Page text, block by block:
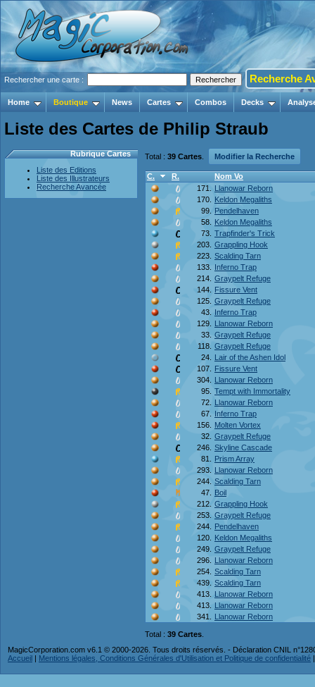
Rechercher une carte : Recherche
Home Boutique News Cartes Combos Decks
Liste des Cartes de Philip Straub
Rubrique Cartes
Liste des Editions
Liste des Illustrateurs
Recherche Avancée
Total : 39 Cartes Modifier la Recherche
C. R.
Nom Vo
171.
Llanowar Reborn
170.
Keldon Megaliths
99.
Pendelhaven
58.
Keldon Megaliths
73. Trapfinder's Trick
203. Grappling Hook
223. Scalding Tarn
133.
Inferno Trap
214. Graypelt Refuge
144.
Fissure Vent
125. Graypelt Refuge
43.
Inferno Trap
129.
Llanowar Reborn
33. Graypelt Refuge
118. Graypelt Refuge
24.
Lair of the Ashen Idol
107.
Fissure Vent
304.
Llanowar Reborn
95. Tempt with Immortality
72.
Llanowar Reborn
67.
Inferno Trap
156.
Molten Vortex
32. Graypelt Refuge
246. Skyline Cascade
81.
Prism Array
293.
Llanowar Reborn
244. Scalding Tarn
47.
Boil
212. Grappling Hook
253. Graypelt Refuge
244.
Pendelhaven
120.
Keldon Megaliths
249. Graypelt Refuge
296.
Llanowar Reborn
254. Scalding Tarn
439. Scalding Tarn
413. Llanowar Reborn
413. Llanowar Reborn
341.
Llanowar Reborn
Total : 39 Cartes
MagicCorporation.com v6.1 © 2000-2026. Tous droits réservés. - Déclaration CNIL
Accueil | Mentions légales, Conditions Générales d'Utilisation et Politique de confidentialité